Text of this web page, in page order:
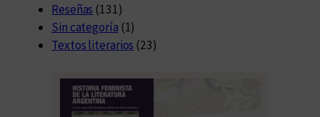
Reseñas (131)
Sin categoría (1)
Textos literarios (23)